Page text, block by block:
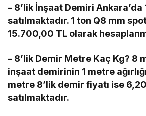
– 8’lik İnşaat Demiri Ankara’da
satılmaktadır. 1 ton Q8 mm
15.700,00 TL olarak
– 8’lik Demir Metre Kaç Kg? 8
inşaat demirinin 1 metre
metre 8’lik demir fiyatı ise
satılmaktadır.